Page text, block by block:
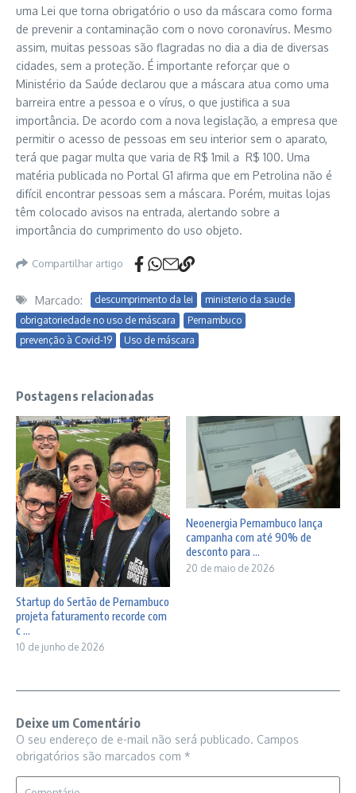
uma Lei que torna obrigatório o uso da máscara como forma
de prevenir a contaminação com o novo coronavírus. Mesmo
assim, muitas pessoas são flagradas no dia a dia de diversas
cidades, sem a proteção. É importante reforçar que o
Ministério da Saúde declarou que a máscara atua como uma
barreira entre a pessoa e o vírus, o que justifica a sua
importância. De acordo com a nova legislação, a empresa que
permitir o acesso de pessoas em seu interior sem o aparato,
terá que pagar multa que varia de R$ 1mil a R$ 100. Uma
matéria publicada no Portal G1 afirma que em Petrolina não é
difícil encontrar pessoas sem a máscara. Porém, muitas lojas
têm colocado avisos na entrada, alertando sobre a
importância do cumprimento do uso objeto.
Compartilhar artigo
Marcado: descumprimento da lei
ministerio da saude
obrigatoriedade no uso de máscara
Pernambuco
prevenção à Covid-19
Uso de máscara
Postagens relacionadas
Startup do Sertão de Pernambuco
projeta faturamento recorde com
c ...
10 de junho de 2026
Neoenergia Pernambuco lança
campanha com até 90% de
desconto para ...
20 de maio de 2026
Deixe um Comentário
O seu endereço de e-mail não será publicado. Campos
obrigatórios são marcados com *